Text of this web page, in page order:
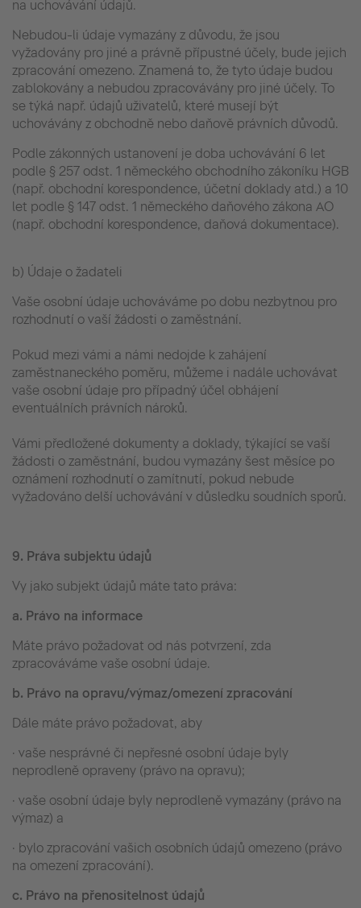
na uchovávání údajů.
Nebudou-li údaje vymazány z důvodu, že jsou
vyžadovány pro jiné a právně přípustné účely, bude jejich
zpracování omezeno. Znamená to, že tyto údaje budou
zablokovány a nebudou zpracovávány pro jiné účely. To
se týká např. údajů uživatelů, které musejí být
uchovávány z obchodně nebo daňově právních důvodů.
Podle zákonných ustanovení je doba uchovávání 6 let
podle § 257 odst. 1 německého obchodního zákoníku HGB
(např. obchodní korespondence, účetní doklady atd.) a 10
let podle § 147 odst. 1 německého daňového zákona AO
(např. obchodní korespondence, daňová dokumentace).
b) Údaje o žadateli
Vaše osobní údaje uchováváme po dobu nezbytnou pro
rozhodnutí o vaší žádosti o zaměstnání.
Pokud mezi vámi a námi nedojde k zahájení
zaměstnaneckého poměru, můžeme i nadále uchovávat
vaše osobní údaje pro případný účel obhájení
eventuálních právních nároků.
Vámi předložené dokumenty a doklady, týkající se vaší
žádosti o zaměstnání, budou vymazány šest měsíce po
oznámení rozhodnutí o zamítnutí, pokud nebude
vyžadováno delší uchovávání v důsledku soudních sporů.
9. Práva subjektu údajů
Vy jako subjekt údajů máte tato práva:
a. Právo na informace
Máte právo požadovat od nás potvrzení, zda
zpracováváme vaše osobní údaje.
b. Právo na opravu/výmaz/omezení zpracování
Dále máte právo požadovat, aby
· vaše nesprávné či nepřesné osobní údaje byly
neprodleně opraveny (právo na opravu);
· vaše osobní údaje byly neprodleně vymazány (právo na
výmaz) a
· bylo zpracování vašich osobních údajů omezeno (právo
na omezení zpracování).
c. Právo na přenositelnost údajů